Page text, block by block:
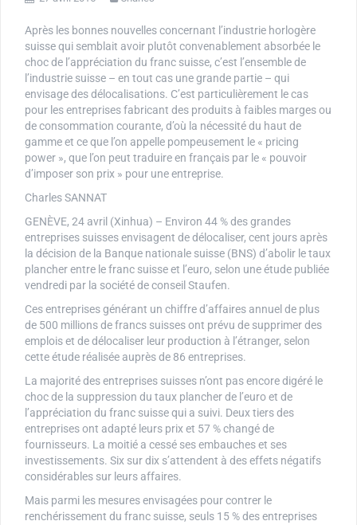
Après les bonnes nouvelles concernant l’industrie horlogère
suisse qui semblait avoir plutôt convenablement absorbée le
choc de l’appréciation du franc suisse, c’est l’ensemble de
l’industrie suisse – en tout cas une grande partie – qui
envisage des délocalisations. C’est particulièrement le cas
pour les entreprises fabricant des produits à faibles marges ou
de consommation courante, d’où la nécessité du haut de
gamme et ce que l’on appelle pompeusement le « pricing
power », que l’on peut traduire en français par le « pouvoir
d’imposer son prix » pour une entreprise.
Charles SANNAT
GENÈVE, 24 avril (Xinhua) – Environ 44 % des grandes
entreprises suisses envisagent de délocaliser, cent jours après
la décision de la Banque nationale suisse (BNS) d’abolir le taux
plancher entre le franc suisse et l’euro, selon une étude publiée
vendredi par la société de conseil Staufen.
Ces entreprises générant un chiffre d’affaires annuel de plus
de 500 millions de francs suisses ont prévu de supprimer des
emplois et de délocaliser leur production à l’étranger, selon
cette étude réalisée auprès de 86 entreprises.
La majorité des entreprises suisses n’ont pas encore digéré le
choc de la suppression du taux plancher de l’euro et de
l’appréciation du franc suisse qui a suivi. Deux tiers des
entreprises ont adapté leurs prix et 57 % changé de
fournisseurs. La moitié a cessé ses embauches et ses
investissements. Six sur dix s’attendent à des effets négatifs
considérables sur leurs affaires.
Mais parmi les mesures envisagées pour contrer le
renchérissement du franc suisse, seuls 15 % des entreprises